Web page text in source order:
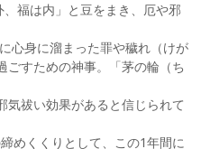
、福は内」と豆をまき、厄や邪
心身に溜まった罪や穢れ（けが
ごすための神事。「茅の輪（ち
気祓い効果があると信じられて
めくくりとして、この1年間に